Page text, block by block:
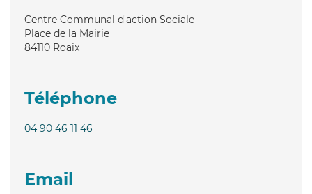
Centre Communal d'action Sociale
Place de la Mairie
84110 Roaix
Téléphone
04 90 46 11 46
Email